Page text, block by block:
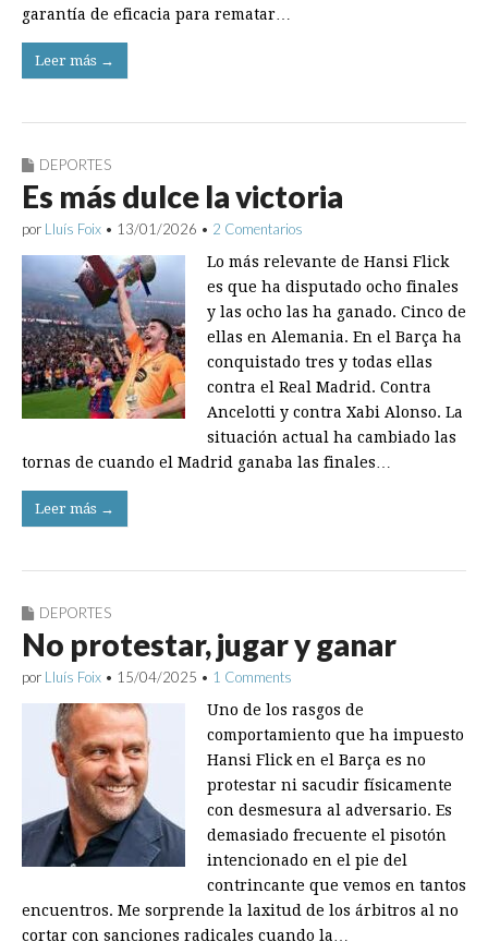
garantía de eficacia para rematar…
Leer más →
DEPORTES
Es más dulce la victoria
por Lluís Foix • 13/01/2026 • 2 Comentarios
Lo más relevante de Hansi Flick
es que ha disputado ocho finales
y las ocho las ha ganado. Cinco de
ellas en Alemania. En el Barça ha
conquistado tres y todas ellas
contra el Real Madrid. Contra
Ancelotti y contra Xabi Alonso. La
situación actual ha cambiado las
tornas de cuando el Madrid ganaba las finales…
Leer más →
DEPORTES
No protestar, jugar y ganar
por Lluís Foix • 15/04/2025 • 1 Comments
Uno de los rasgos de
comportamiento que ha impuesto
Hansi Flick en el Barça es no
protestar ni sacudir físicamente
con desmesura al adversario. Es
demasiado frecuente el pisotón
intencionado en el pie del
contrincante que vemos en tantos
encuentros. Me sorprende la laxitud de los árbitros al no
cortar con sanciones radicales cuando la…